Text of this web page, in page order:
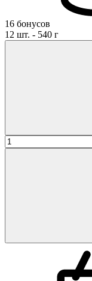
16 бонусов
12 шт. - 540 г